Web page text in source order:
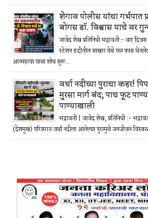
शेगाव पोलीस यांचा गर्भपात
बोगस डॉ. विश्वास याचे वर
जावेद शेख प्रतिनिधी भद्रावती:- चार
स्टेशन हद्दीतील साखरा येथे गळ फास
आत्महत्या याचा शोध सुरू...
वर्धा नदीच्या पुराचा कहर!
मुरसा मार्ग बंद; पाच फूट
पाण्याखाली
भद्रावती | जावेद शेख, प्रतिनिधी :-
(देशमुख) परिसरात वर्धा नदीला आलेल्या पुरामुळे जनजीवन